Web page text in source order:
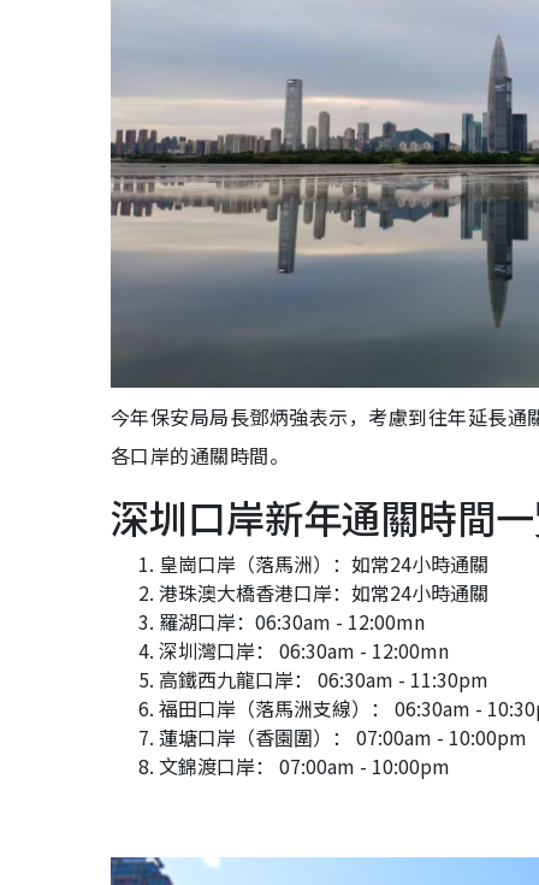
今年保安局局長鄧炳強表示，考慮到往年延長
各口岸的通關時間。
深圳口岸新年通關時間
皇崗口岸（落馬洲）：如常24小時通關
港珠澳大橋香港口岸：如常24小時通關
羅湖口岸：06:30am - 12:00mn
深圳灣口岸： 06:30am - 12:00mn
高鐵西九龍口岸： 06:30am - 11:30pm
福田口岸（落馬洲支線）： 06:30am -
蓮塘口岸（香園圍）： 07:00am - 10:00pm
文錦渡口岸： 07:00am - 10:00pm